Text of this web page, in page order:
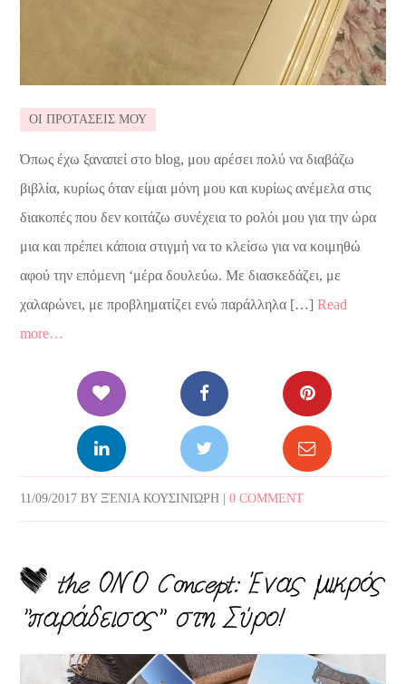
ΟΙ ΠΡΟΤΑΣΕΙΣ ΜΟΥ
Όπως έχω ξαναπεί στο blog, μου αρέσει πολύ να διαβάζω
βιβλία, κυρίως όταν είμαι μόνη μου και κυρίως ανέμελα στις
διακοπές που δεν κοιτάζω συνέχεια το ρολόι μου για την ώρα
μια και πρέπει κάποια στιγμή να το κλείσω για να κοιμηθώ
αφού την επόμενη ‘μέρα δουλεύω. Με διασκεδάζει, με
χαλαρώνει, με προβληματίζει ενώ παράλληλα […]Read
more…
11/09/2017 BYΞΈΝΙΑ ΚΟΥΣΙΝΙΏΡΗ |0 COMMENT
the OΝΟ Concept: Ένας μικρός
”παράδεισος” στη Σύρο!